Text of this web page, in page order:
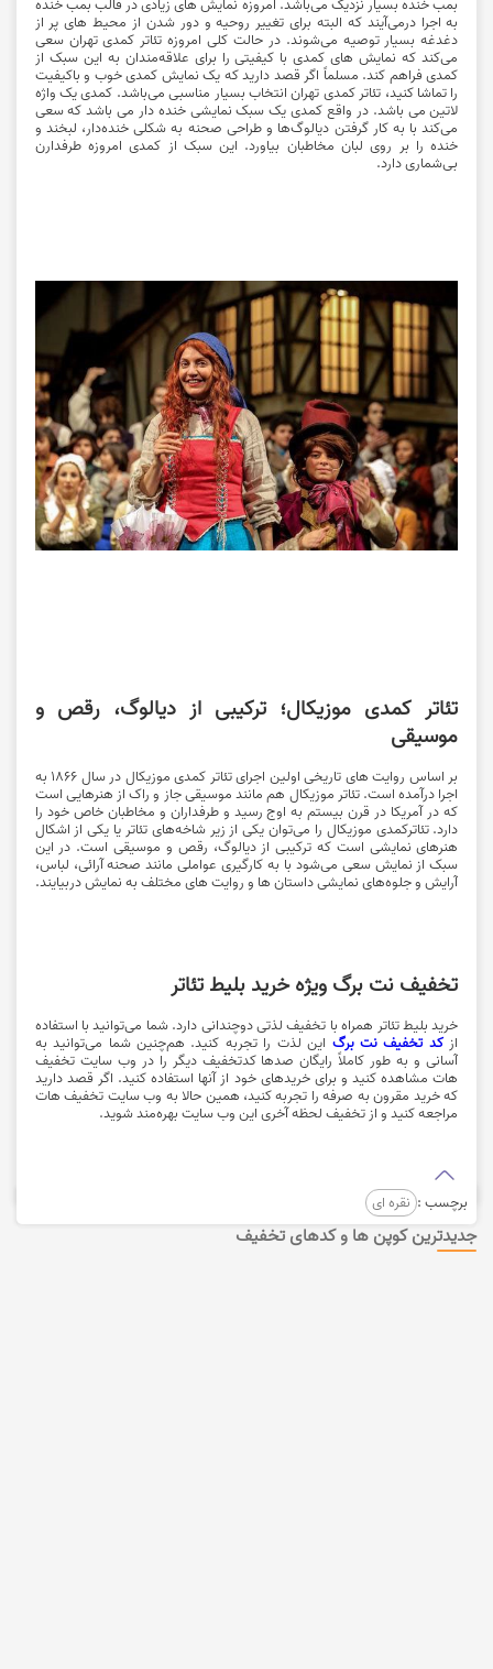
بمب خنده بسیار نزدیک می‌باشد. امروزه نمایش های زیادی در قالب بمب خنده
به اجرا درمی‌آیند که البته برای تغییر روحیه و دور شدن از محیط های پر از
دغدغه بسیار توصیه می‌شوند. در حالت کلی امروزه تئاتر کمدی تهران سعی
می‌کند که نمایش های کمدی با کیفیتی را برای علاقه‌مندان به این سبک از
کمدی فراهم کند. مسلماً اگر قصد دارید که یک نمایش کمدی خوب و باکیفیت
را تماشا کنید، تئاتر کمدی تهران انتخاب بسیار مناسبی می‌باشد. کمدی یک واژه
لاتین می باشد. در واقع کمدی یک سبک نمایشی خنده دار می باشد که سعی
می‌کند با به کار گرفتن دیالوگ‌ها و طراحی صحنه به شکلی خنده‌دار، لبخند و
خنده را بر روی لبان مخاطبان بیاورد. این سبک از کمدی امروزه طرفدارن
بی‌شماری دارد.
تئاتر کمدی موزیکال؛ ترکیبی از دیالوگ، رقص و
موسیقی
بر اساس روایت های تاریخی اولین اجرای تئاتر کمدی موزیکال در سال ۱۸۶۶ به
اجرا درآمده است. تئاتر موزیکال هم مانند موسیقی جاز و راک از هنر‌هایی است
که در آمریکا در قرن بیستم به اوج رسید و طرفداران و مخاطبان خاص خود را
دارد. تئاترکمدی موزیکال را می‌توان یکی از زیر شاخه‌های تئاتر یا یکی از اشکال
هنر‌های نمایشی است که ترکیبی از دیالوگ، رقص و موسیقی است. در این
سبک از نمایش سعی می‌شود با به کارگیری عواملی مانند صحنه آرائی، لباس،
آرایش و جلوه‌های نمایشی داستان ها و روایت های مختلف به نمایش دربیایند.
تخفیف نت برگ ویژه خرید بلیط تئاتر
خرید بلیط تئاتر همراه با تخفیف لذتی دوچندانی دارد. شما می‌توانید با استفاده
از کد تخفیف نت برگ این لذت را تجربه کنید. هم‌چنین شما می‌توانید به
آسانی و به طور کاملاً رایگان صدها کدتخفیف دیگر را در وب سایت تخفیف
هات مشاهده کنید و برای خریدهای خود از آنها استفاده کنید. اگر قصد دارید
که خرید مقرون به صرفه را تجربه کنید، همین حالا به وب سایت تخفیف هات
مراجعه کنید و از تخفیف لحظه آخری این وب سایت بهره‌مند شوید.
برچسب : نقره ای
جدیدترین کوپن ها و کدهای تخفیف